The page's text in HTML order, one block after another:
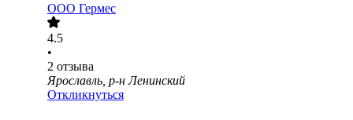
ООО Гермес
4.5
•
2 отзыва
Ярославль, р-н Ленинский
Откликнуться